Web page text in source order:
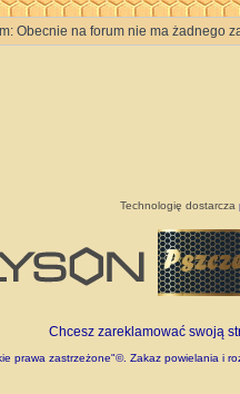
Obecnie na forum nie ma żadnego
Technologię dostarcza
Chcesz zareklamować swoją
prawa zastrzeżone"©. Zakaz powielania i